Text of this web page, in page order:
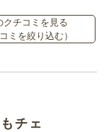
クチコミを見る
ミを絞り込む）
チェ